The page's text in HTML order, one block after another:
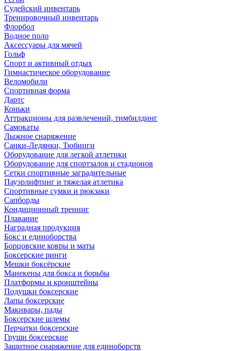
Судейский инвентарь
Тренировочный инвентарь
Флорбол
Водное поло
Аксессуары для мячей
Гольф
Спорт и активный отдых
Гимнастическое оборудование
Веломобили
Спортивная форма
Дартс
Коньки
Аттракционы для развлечений, тимбилдинг
Самокаты
Лыжное снаряжение
Санки-Ледянки, Тюбинги
Оборудование для легкой атлетики
Оборудование для спортзалов и стадионов
Сетки спортивные заградительные
Пауэрлифтинг и тяжелая атлетика
Спортивные сумки и рюкзаки
Сапборды
Кондиционный тренинг
Плавание
Наградная продукция
Бокс и единоборства
Борцовские ковры и маты
Боксерские ринги
Мешки боксёрские
Манекены для бокса и борьбы
Платформы и кронштейны
Подушки боксерские
Лапы боксерские
Макивары, пады
Боксерские шлемы
Перчатки боксерские
Груши боксерские
Защитное снаряжение для единоборств